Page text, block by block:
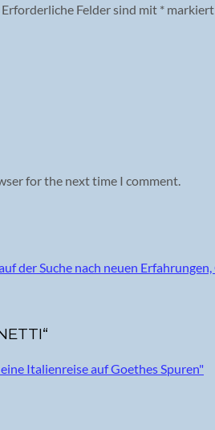
Erforderliche Felder sind mit * markiert
for the next time I comment.